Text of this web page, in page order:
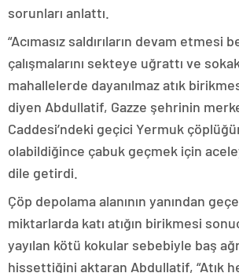
sorunları anlattı.
“Acımasız saldırıların devam etmesi
çalışmalarını sekteye uğrattı ve
mahallelerde dayanılmaz atık
diyen Abdullatif, Gazze şehrinin
Caddesi’ndeki geçici Yermuk
olabildiğince çabuk geçmek için
dile getirdi.
Çöp depolama alanının yanından
miktarlarda katı atığın birikmesi
yayılan kötü kokular sebebiyle baş
hissettiğini aktaran Abdullatif, “Atık